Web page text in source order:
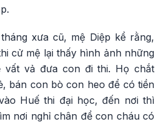
xưa cũ, mệ Diệp kể rằng,
cử mệ lại thấy hình ảnh những
vất vả đưa con đi thi. Họ chắt
bán con bò con heo để có tiền
Huế thi đại học, đến nơi thì
nơi nghỉ chân để con cháu có